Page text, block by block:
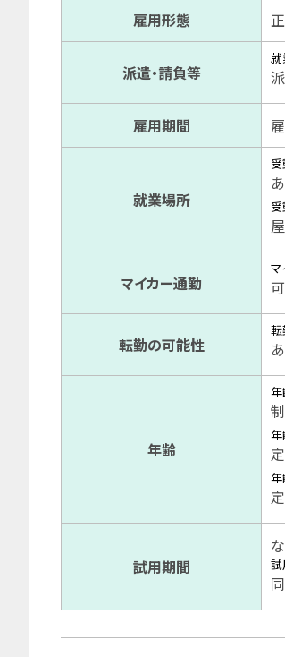
雇用形態
派遣・請負等
雇用期間
就業場所
マイカー通勤
マ
可
転勤の可能性
年齢
年
年
年
試用期間